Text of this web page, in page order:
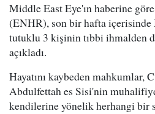
Middle East Eye'ın haberine
(ENHR), son bir hafta içerisinde
tutuklu 3 kişinin tıbbi ihmalden
açıkladı.
Hayatını kaybeden mahkumlar,
Abdulfettah es Sisi'nin
kendilerine yönelik herhangi bir